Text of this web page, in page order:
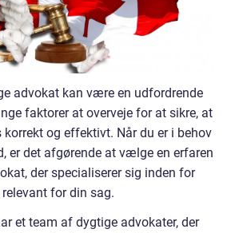
advokat kan være en udfordrende
faktorer at overveje for at sikre, at
og effektivt. Når du er i behov
er det afgørende at vælge en erfaren
der specialiserer sig inden for
for din sag.
et team af dygtige advokater, der